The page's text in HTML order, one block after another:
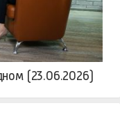
(23.06.2026)